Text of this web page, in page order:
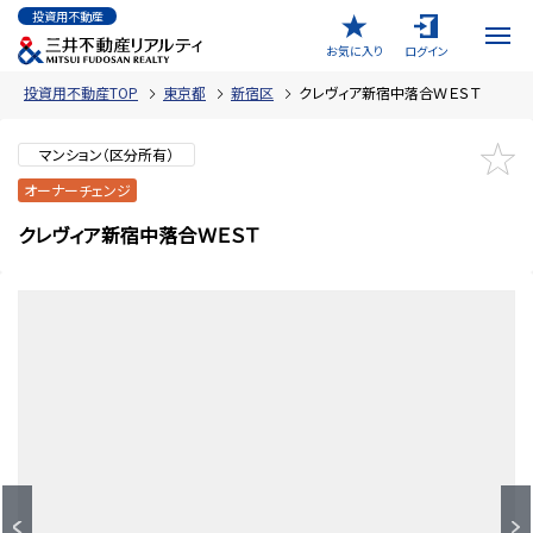
投資用不動産
お気に入り
ログイン
投資用不動産TOP 東京都 新宿区 クレヴィア新宿中落合ＷＥＳＴ
マンション（区分所有）
オーナーチェンジ
クレヴィア新宿中落合ＷＥＳＴ